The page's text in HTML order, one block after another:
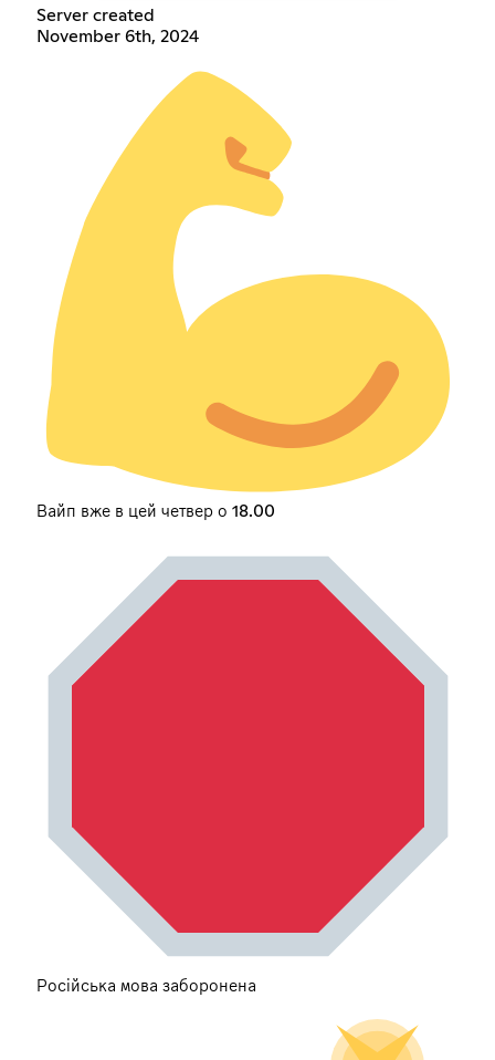
Server created
November 6th, 2024
Вайп вже в цей четвер о 18.00
Російська мова заборонена